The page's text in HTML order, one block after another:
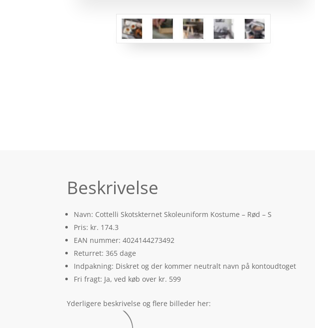
Beskrivelse
Navn: Cottelli Skotskternet Skoleuniform Kostume – Rød – S
Pris: kr. 174.3
EAN nummer: 4024144273492
Returret: 365 dage
Indpakning: Diskret og der kommer neutralt navn på kontoudtoget
Fri fragt: Ja, ved køb over kr. 599
Yderligere beskrivelse og flere billeder her: